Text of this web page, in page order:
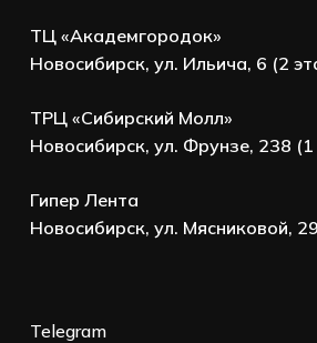
ТЦ «Академгородок»
Новосибирск, ул. Ильича, 6 (2
ТРЦ «Сибирский Молл»
Новосибирск, ул. Фрунзе, 238
Гипер Лента
Новосибирск, ул. Мясниковой, 29
Telegram